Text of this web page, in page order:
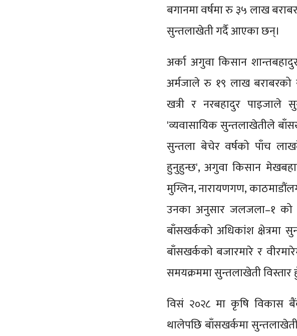
बगानमा वर्षमा रु ३५ लाख
सुन्तलाखेती गर्दै आएका छन्।
अर्का अगुवा किसान
अर्मजाले रु १९ लाख
खत्री र नरबहादुर पाइजाले
'व्यवासायिक सुन्तलाखेतीले
सुन्तला बेचेर वर्षको पाँच
हुनुहुन्छ', अगुवा किसान
मुग्लिन, नारायणगण,
उनका अनुसार जलजला–१ को
बाँसखर्कको अधिकांश क्षेत्रमा
बाँसखर्कको बजारमारे र
समयक्रममा सुन्तलाखेती
विसं २०२८ मा कृषि विकास
थालेपछि बाँसखर्कमा